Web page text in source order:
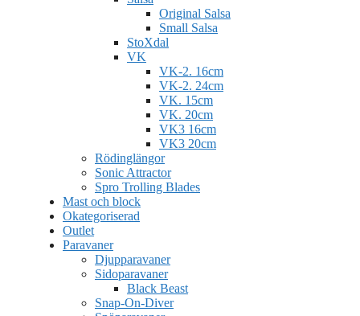
Original Salsa
Small Salsa
StoXdal
VK
VK-2. 16cm
VK-2. 24cm
VK. 15cm
VK. 20cm
VK3 16cm
VK3 20cm
Rödinglängor
Sonic Attractor
Spro Trolling Blades
Mast och block
Okategoriserad
Outlet
Paravaner
Djupparavaner
Sidoparavaner
Black Beast
Snap-On-Diver